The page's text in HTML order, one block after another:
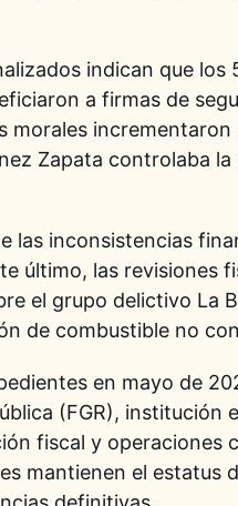
indican que
a firmas de
morales
Zapata controlaba
las inconsistencias
último, las
el grupo delictivo La
de combustible no
en mayo de
(FGR),
fiscal y operaciones
mantienen el estatus